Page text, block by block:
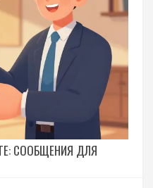
СООБЩЕНИЯ ДЛЯ